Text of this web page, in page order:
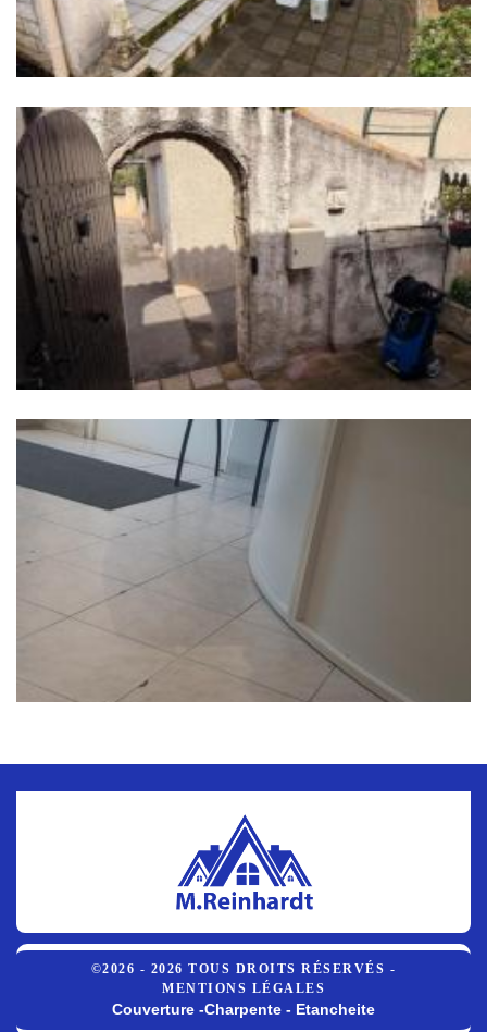
©2026 - 2026 TOUS DROITS RÉSERVÉS -
MENTIONS LÉGALES
Couverture -Charpente - Etancheite